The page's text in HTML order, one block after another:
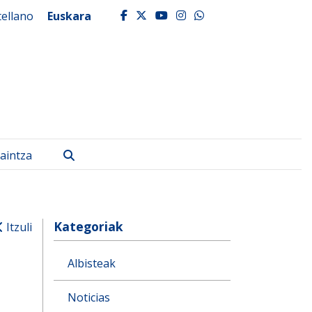
Euskara facebook
twitter
youtube
instagram
whatsapp
Itzuli Kategoriak
Albisteak
Noticias